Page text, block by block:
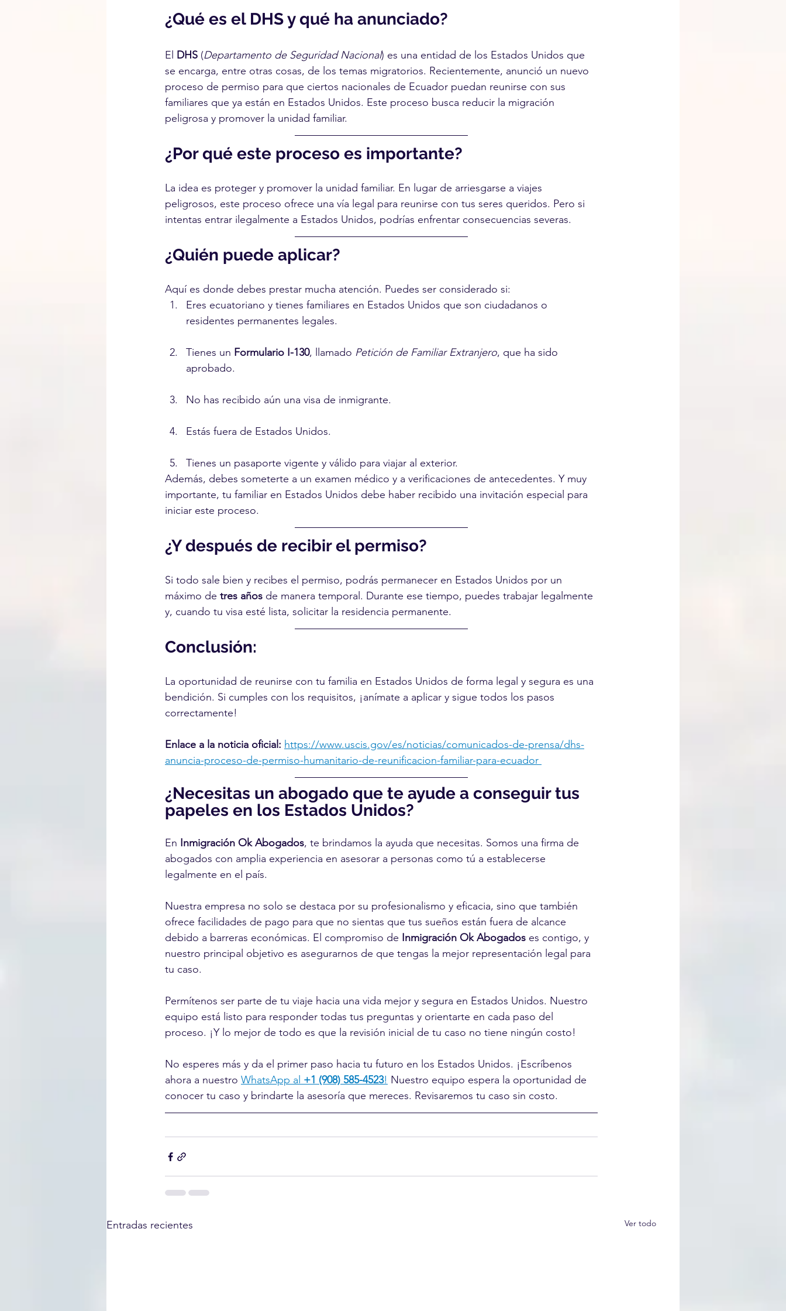
¿Qué es el DHS y qué ha anunciado?
El DHS (Departamento de Seguridad Nacional) es una entidad de los Estados Unidos que
se encarga, entre otras cosas, de los temas migratorios. Recientemente, anunció un nuevo
proceso de permiso para que ciertos nacionales de Ecuador puedan reunirse con sus
familiares que ya están en Estados Unidos. Este proceso busca reducir la migración
peligrosa y promover la unidad familiar.
¿Por qué este proceso es importante?
La idea es proteger y promover la unidad familiar. En lugar de arriesgarse a viajes
peligrosos, este proceso ofrece una vía legal para reunirse con tus seres queridos. Pero si
intentas entrar ilegalmente a Estados Unidos, podrías enfrentar consecuencias severas.
¿Quién puede aplicar?
Aquí es donde debes prestar mucha atención. Puedes ser considerado si:
Eres ecuatoriano y tienes familiares en Estados Unidos que son ciudadanos o
residentes permanentes legales.
Tienes un Formulario I-130, llamado Petición de Familiar Extranjero, que ha sido
aprobado.
No has recibido aún una visa de inmigrante.
Estás fuera de Estados Unidos.
Tienes un pasaporte vigente y válido para viajar al exterior.
Además, debes someterte a un examen médico y a verificaciones de antecedentes. Y muy
importante, tu familiar en Estados Unidos debe haber recibido una invitación especial para
iniciar este proceso.
¿Y después de recibir el permiso?
Si todo sale bien y recibes el permiso, podrás permanecer en Estados Unidos por un
máximo de tres años de manera temporal. Durante ese tiempo, puedes trabajar legalmente
y, cuando tu visa esté lista, solicitar la residencia permanente.
Conclusión:
La oportunidad de reunirse con tu familia en Estados Unidos de forma legal y segura es una
bendición. Si cumples con los requisitos, ¡anímate a aplicar y sigue todos los pasos
correctamente!
Enlace a la noticia oficial: https://www.uscis.gov/es/noticias/comunicados-de-prensa/dhs-
anuncia-proceso-de-permiso-humanitario-de-reunificacion-familiar-para-ecuador
¿Necesitas un abogado que te ayude a conseguir tus
papeles en los Estados Unidos?
En Inmigración Ok Abogados, te brindamos la ayuda que necesitas. Somos una firma de
abogados con amplia experiencia en asesorar a personas como tú a establecerse
legalmente en el país.
Nuestra empresa no solo se destaca por su profesionalismo y eficacia, sino que también
ofrece facilidades de pago para que no sientas que tus sueños están fuera de alcance
debido a barreras económicas. El compromiso de Inmigración Ok Abogados es contigo, y
nuestro principal objetivo es asegurarnos de que tengas la mejor representación legal para
tu caso.
Permítenos ser parte de tu viaje hacia una vida mejor y segura en Estados Unidos. Nuestro
equipo está listo para responder todas tus preguntas y orientarte en cada paso del
proceso. ¡Y lo mejor de todo es que la revisión inicial de tu caso no tiene ningún costo!
No esperes más y da el primer paso hacia tu futuro en los Estados Unidos. ¡Escríbenos
ahora a nuestro WhatsApp al +1 (908) 585-4523! Nuestro equipo espera la oportunidad de
conocer tu caso y brindarte la asesoría que mereces. Revisaremos tu caso sin costo.
Entradas recientes Ver todo